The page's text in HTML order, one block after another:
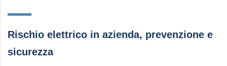
Rischio elettrico in azienda, prevenzione e
sicurezza